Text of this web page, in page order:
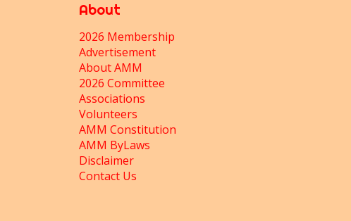
About
2026 Membership
Advertisement
About AMM
2026 Committee
Associations
Volunteers
AMM Constitution
AMM ByLaws
Disclaimer
Contact Us